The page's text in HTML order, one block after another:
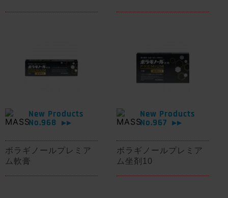
New Products
No.968
▶▶
ボラギノールプレミア
ム軟膏
New Products
No.967
▶▶
ボラギノールプレミア
ム坐剤10